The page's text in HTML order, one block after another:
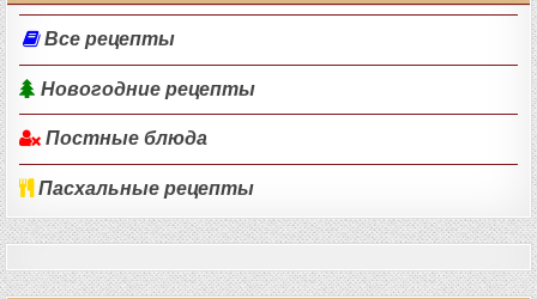
Все рецепты
Новогодние рецепты
Постные блюда
Пасхальные рецепты